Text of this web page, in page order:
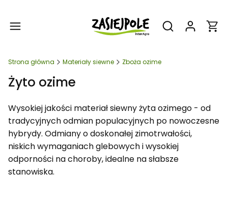
Otwórz
Strona główna Materiały siewne Zboża ozime
Żyto ozime
Wysokiej jakości materiał siewny żyta ozimego - od
tradycyjnych odmian populacyjnych po nowoczesne
hybrydy. Odmiany o doskonałej zimotrwałości,
niskich wymaganiach glebowych i wysokiej
odporności na choroby, idealne na słabsze
stanowiska.